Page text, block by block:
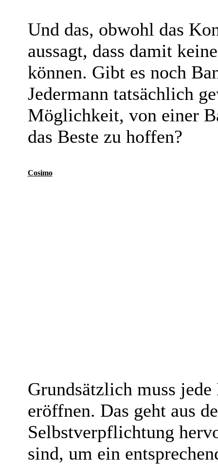
Und das, obwohl das
aussagt, dass damit
können. Gibt es noch
Jedermann tatsächlich
Möglichkeit, von einer
das Beste zu hoffen?
Cosimo
Grundsätzlich muss
eröffnen. Das geht aus
Selbstverpflichtung
sind, um ein